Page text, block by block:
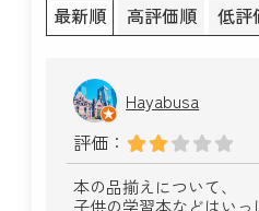
最新順 高評価順 低評
Hayabusa
評価：
本の品揃えについて、
子供の学習本などはい